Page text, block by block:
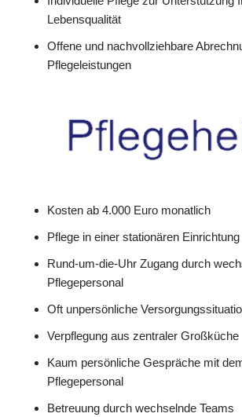
Lebensqualität
Offene und nachvollziehbare
Pflegeleistungen
Kosten ab 4.000 Euro monatlich
Pflege in einer stationären Einrichtung
Rund-um-die-Uhr Zugang durch
Pflegepersonal
Oft unpersönliche
Verpflegung aus zentraler Großküche
Kaum persönliche Gespräche mit
Pflegepersonal
Betreuung durch wechselnde Teams